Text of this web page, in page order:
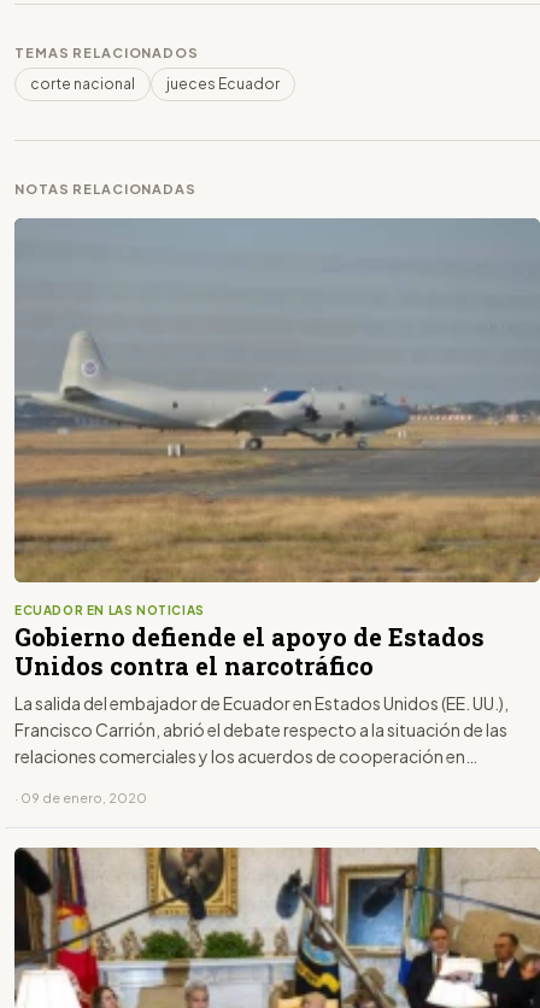
TEMAS RELACIONADOS
corte nacional jueces Ecuador
NOTAS RELACIONADAS
ECUADOR EN LAS NOTICIAS
Gobierno defiende el apoyo de Estados
Unidos contra el narcotráfico
La salida del embajador de Ecuador en Estados Unidos (EE. UU.),
Francisco Carrión, abrió el debate respecto a la situación de las
relaciones comerciales y los acuerdos de cooperación en
· 09 de enero, 2020